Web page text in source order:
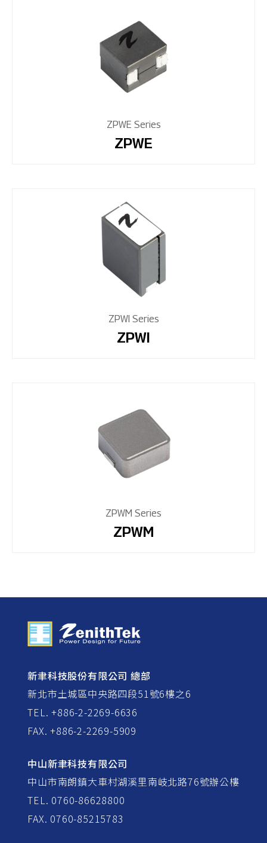
ZPWE Series
ZPWE
ZPWI Series
ZPWI
ZPWM Series
ZPWM
新聿科技股份有限公司 總部
新北市土城區中央路四段51號6樓之6
TEL. +886-2-2269-6636
FAX. +886-2-2269-5909
中山新聿科技有限公司
中山市南朗鎮大車村湖溪里南岐北路76號辦公樓
TEL. 0760-86628800
FAX. 0760-85215783